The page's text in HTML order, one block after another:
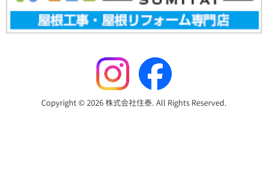
Copyright © 2026 株式会社住泰. All Rights Reserved.